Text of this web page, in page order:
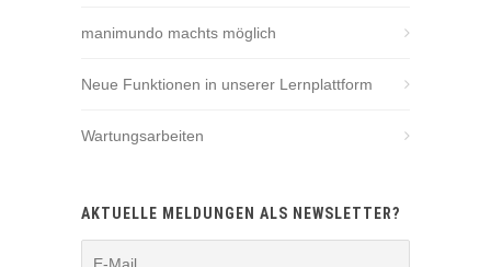
manimundo machts möglich
Neue Funktionen in unserer Lernplattform
Wartungsarbeiten
AKTUELLE MELDUNGEN ALS NEWSLETTER?